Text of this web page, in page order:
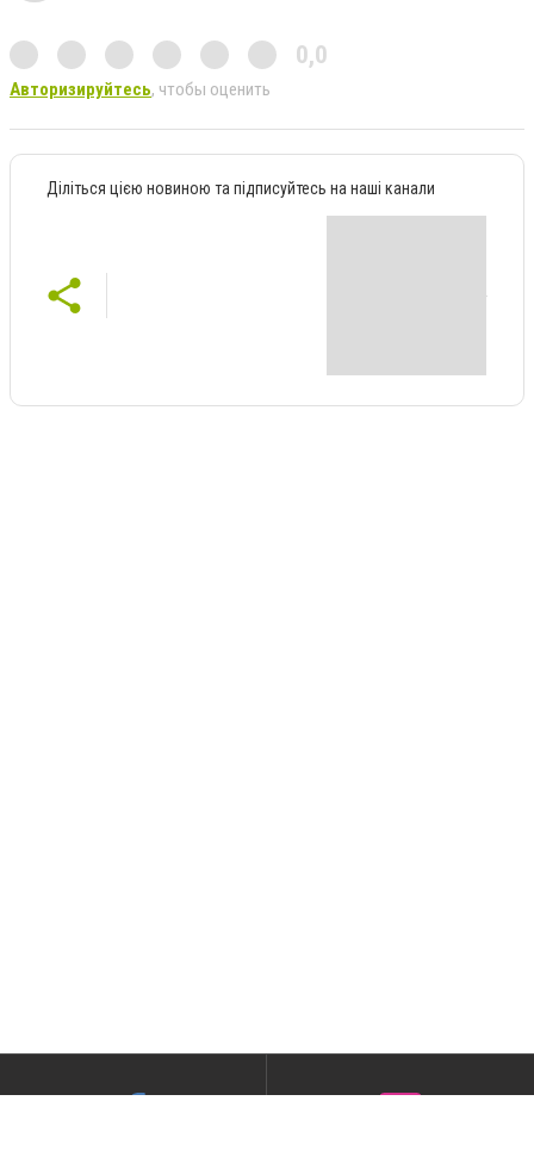
0,0
Авторизируйтесь, чтобы оценить
Діліться цією новиною та підписуйтесь на наші канали